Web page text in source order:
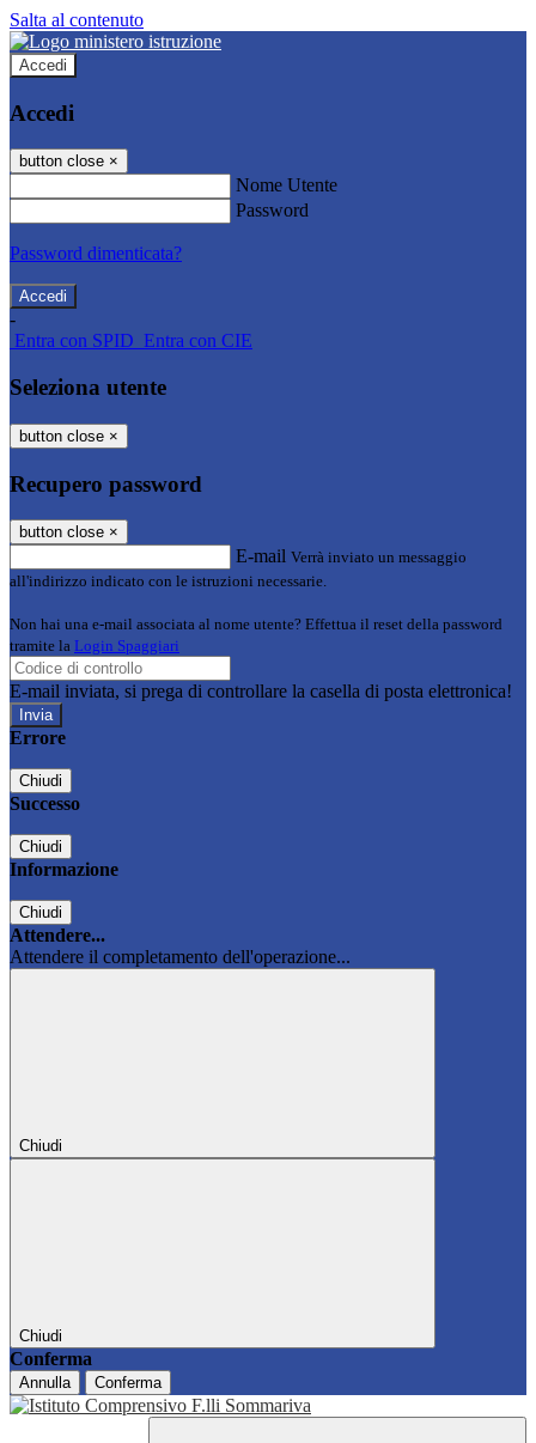
Salta al contenuto
Accedi
Accedi
button close ×
Nome Utente
Password
Password dimenticata?
-
Entra con SPID Entra con CIE
Seleziona utente
button close ×
Recupero password
button close ×
E-mail Verrà inviato un messaggio
all'indirizzo indicato con le istruzioni necessarie.
Non hai una e-mail associata al nome utente? Effettua il reset della password
tramite la Login Spaggiari
E-mail inviata, si prega di controllare la casella di posta elettronica!
Errore
Chiudi
Successo
Chiudi
Informazione
Chiudi
Attendere...
Attendere il completamento dell'operazione...
Chiudi
Chiudi
Conferma
Annulla Conferma